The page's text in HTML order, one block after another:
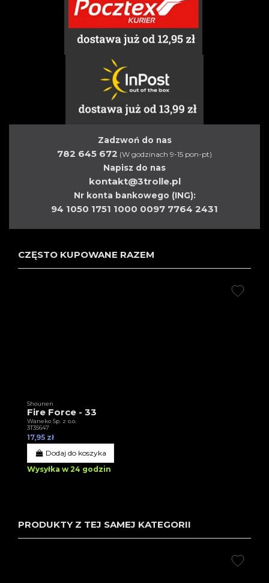
Zadzwoń do nas
782 645 672 (W godzinach 9-15 pon-pt)
Napisz do nas
kontakt@3trolle.pl
Nr konta bankowego (ING):
94 1050 1751 1000 0097 7764 2431
CZĘSTO KUPOWANE RAZEM
Shounen
Fire Force - 33
Waneko Sp. z o.o.
3T35647
17,95 zł
Dodaj do koszyka
Wysyłka w 24 godzin
PRODUKTY Z TEJ SAMEJ KATEGORII